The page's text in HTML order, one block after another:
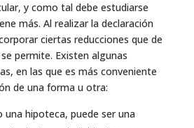
y como tal debe estudiarse
más. Al realizar la declaración
ciertas reducciones que de
permite. Existen algunas
en las que es más conveniente
de una forma u otra:
una hipoteca, puede ser una